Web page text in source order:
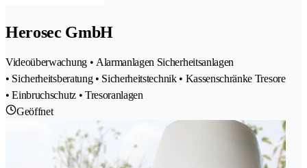
Herosec GmbH
Videoüberwachung • Alarmanlagen Sicherheitsanlagen
• Sicherheitsberatung • Sicherheitstechnik • Kassenschränke Tresore
• Einbruchschutz • Tresoranlagen
Geöffnet